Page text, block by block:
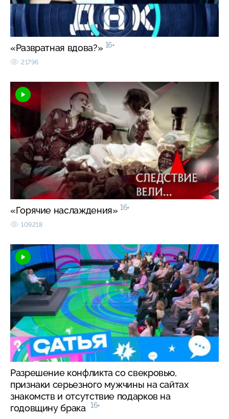
«Развратная вдова?» 16+
21796
«Горячие наслаждения» 16+
109218
Разрешение конфликта со свекровью,
признаки серьезного мужчины на сайтах
знакомств и отсутствие подарков на
годовщину брака
16+